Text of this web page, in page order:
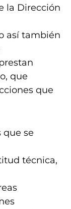
la Dirección
así también
que
que
que se
técnica,